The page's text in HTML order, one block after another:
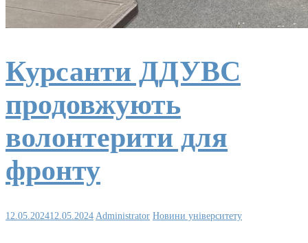
Курсанти ДДУВС
продовжують
волонтерити для
фронту
12.05.202412.05.2024 Administrator Новини університету